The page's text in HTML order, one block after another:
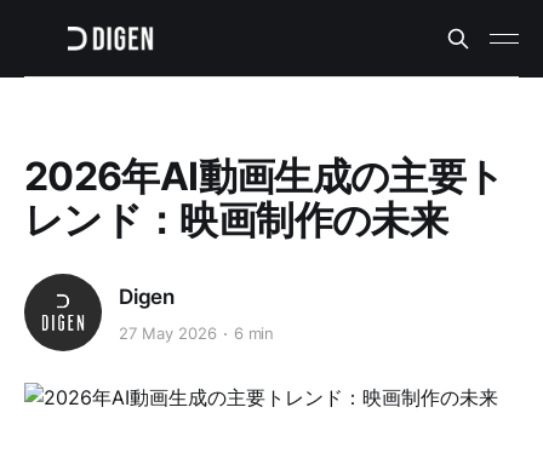
2026年AI動画生成の主要ト
レンド：映画制作の未来
Digen
27 May 2026 6 min